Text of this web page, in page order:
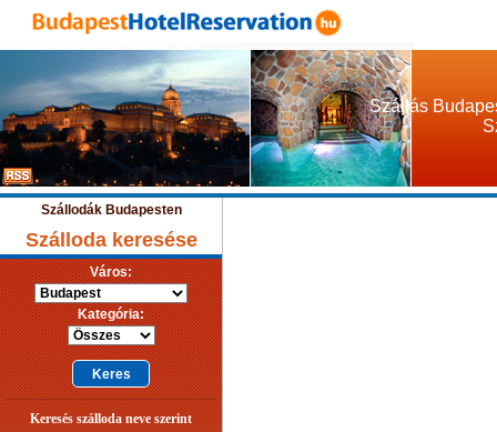
Szállás
Szállodák Budapesten
Szálloda keresése
Város:
Kategória:
Keresés szálloda neve szerint